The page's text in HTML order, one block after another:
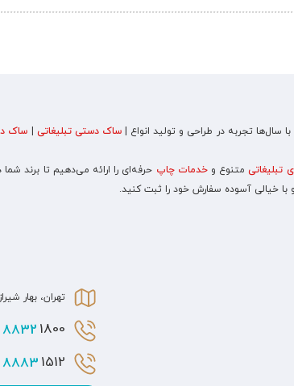
سال‌ها تجربه در طراحی و تولید انواع |ساک دستی تبلیغاتی ساک
تبلیغاتیمتنوع وخدمات چاپ حرفه‌ای را ارائه می‌دهیم تا برند
با خیالی آسوده سفارش خود را ثبت کنید.
تهران، بهار
8832 1800 021
8883 1512 021